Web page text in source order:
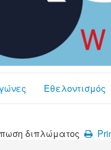
Εθελοντισμός
διπλώματος